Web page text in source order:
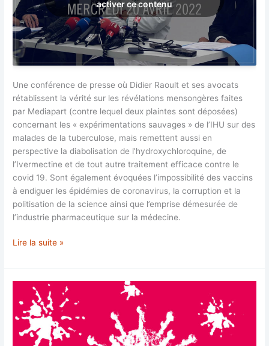
activer ce contenu
Une conférence de presse où Didier Raoult et ses avocats
rétablissent la vérité sur les révélations mensongères faites
par Mediapart (contre lequel deux plaintes sont déposées)
concernant les « expérimentations sauvages » de l’IHU sur des
malades de la tuberculose, mais remettent aussi en
perspective la diabolisation de l’hydroxychloroquine, de
l’Ivermectine et de tout autre traitement efficace contre le
covid 19. Sont également évoquées l’impossibilité des vaccins
à endiguer les épidémies de coronavirus, la corruption et la
politisation de la science ainsi que l’emprise démesurée de
l’industrie pharmaceutique sur la médecine.
Conférence
–
Raoult-
20
avril
Lire la suite »